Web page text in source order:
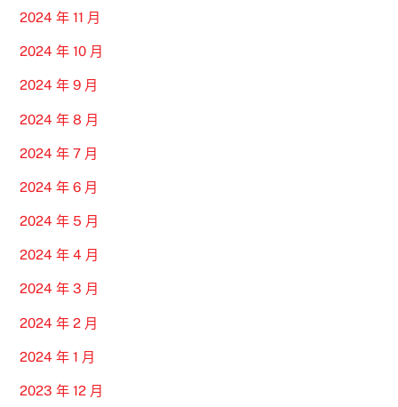
2024 年 11 月
2024 年 10 月
2024 年 9 月
2024 年 8 月
2024 年 7 月
2024 年 6 月
2024 年 5 月
2024 年 4 月
2024 年 3 月
2024 年 2 月
2024 年 1 月
2023 年 12 月